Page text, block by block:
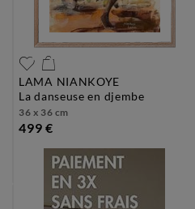
LAMA NIANKOYE
la danseuse en djembe
36 x 36 cm
499 €